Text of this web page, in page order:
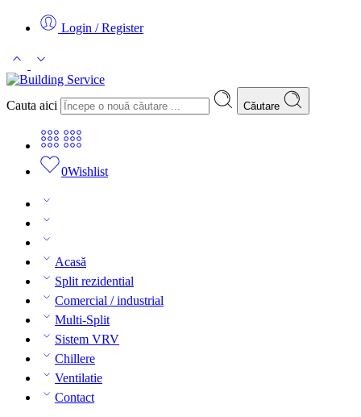
Login / Register
Cauta aici Căutare
0Wishlist
Acasă
Split rezidential
Comercial / industrial
Multi-Split
Sistem VRV
Chillere
Ventilatie
Contact